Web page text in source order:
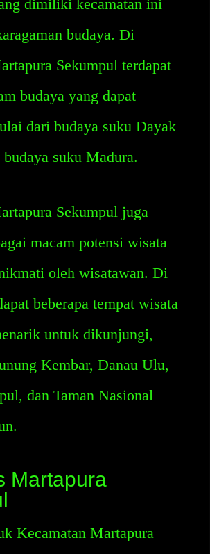
dimiliki kecamatan ini
budaya. Di
Sekumpul terdapat
budaya yang dapat
dari budaya suku Dayak
suku Madura.
Sekumpul juga
macam potensi wisata
oleh wisatawan. Di
beberapa tempat wisata
untuk dikunjungi,
Kembar, Danau Ulu,
dan Taman Nasional
Martapura
Kecamatan Martapura